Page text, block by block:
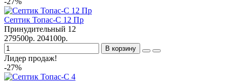
Септик Топас-С 12 Пр
Принудительный 12
279500р. 204100р.
В корзину
Лидер продаж!
-27%